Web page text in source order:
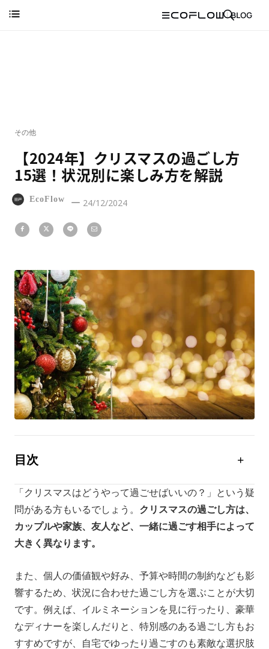
その他
【2024年】クリスマスの過ごし方
15選！状況別に楽しみ方を解説
EcoFlow 24/12/2024
目次
【カップル】クリスマスの過ごし方5選
【家族】クリスマスの過ごし方4選
【友達】クリスマスの過ごし方3選
ポータブル電源があればクリスマスがもっと快適に！
まとめ
「クリスマスはどうやって過ごせばいいの？」という疑
問がある方もいるでしょう。 クリスマスの過ごし方は、
カップルや家族、友人など、一緒に過ごす相手によって
大きく異なります。
また、個人の価値観や好み、予算や時間の制約なども影
響するため、状況に合わせた過ごし方を選ぶことが大切
です。例えば、イルミネーションを見に行ったり、豪華
なディナーを楽しんだりと、特別感のある過ごし方もお
すすめですが、自宅でゆったり過ごすのも素敵な選択肢